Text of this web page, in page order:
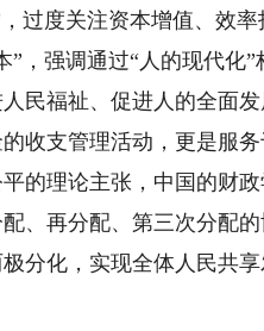
过度关注资本增值、效
，强调通过“人的现代化
民福祉、促进人的全面
收支管理活动，更是服
的理论主张，中国的财
、再分配、第三次分配
分化，实现全体人民共享